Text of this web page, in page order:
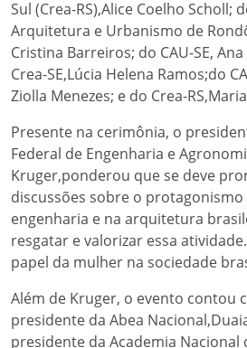
Sul (Crea-RS),Alice Coelho Scholl;
Arquitetura e Urbanismo de
Cristina Barreiros; do CAU-SE,
Crea-SE,Lúcia Helena Ramos;do
Ziolla Menezes; e do Crea-
Presente na cerimônia, o
Federal de Engenharia e
Kruger,ponderou que se deve
discussões sobre o
engenharia e na arquitetura
resgatar e valorizar essa
papel da mulher na sociedade
Além de Kruger, o evento contou
presidente da Abea
presidente da Academia Nacional